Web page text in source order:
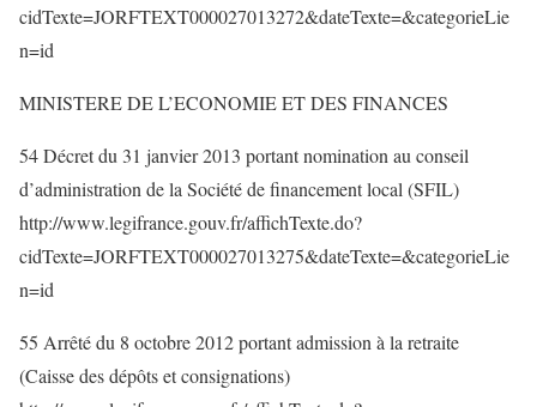
cidTexte=JORFTEXT000027013272&dateTexte=&categorieLie
n=id
MINISTERE DE L’ECONOMIE ET DES FINANCES
54 Décret du 31 janvier 2013 portant nomination au conseil
d’administration de la Société de financement local (SFIL)
http://www.legifrance.gouv.fr/affichTexte.do?
cidTexte=JORFTEXT000027013275&dateTexte=&categorieLie
n=id
55 Arrêté du 8 octobre 2012 portant admission à la retraite
(Caisse des dépôts et consignations)